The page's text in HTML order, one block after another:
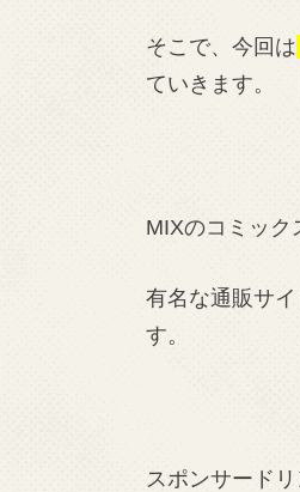
そこで、今回は
ていきます。
MIXのコミック
有名な通販サ
す。
スポンサードリ